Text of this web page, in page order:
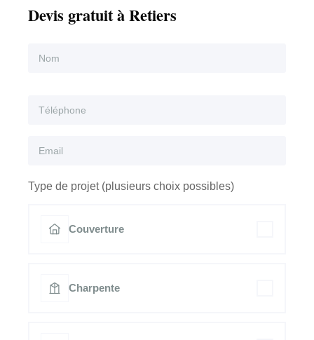
Devis gratuit à Retiers
Type de projet (plusieurs choix possibles)
Couverture
Charpente